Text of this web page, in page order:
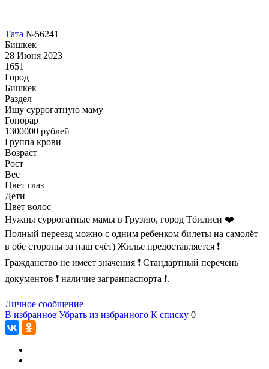
Тата №56241
Бишкек
28 Июня 2023
1651
Город
Бишкек
Раздел
Ищу суррогатную маму
Гонoрар
1300000 рублей
Группа крови
Возраст
Рост
Вес
Цвет глаз
Дети
Цвет волос
Нужны суррогатные мамы в Грузию, город Тбилиси ❤️
Полный переезд можно с одним ребенком билеты на самолёт
в обе стороны за наш счёт) Жилье предоставляется ❗️
Гражданство не имеет значения ❗ Стандартный перечень
документов ❗️ наличие загранпаспорта ❗️.
Личное сообщение
В избранное Убрать из избранного К списку 0